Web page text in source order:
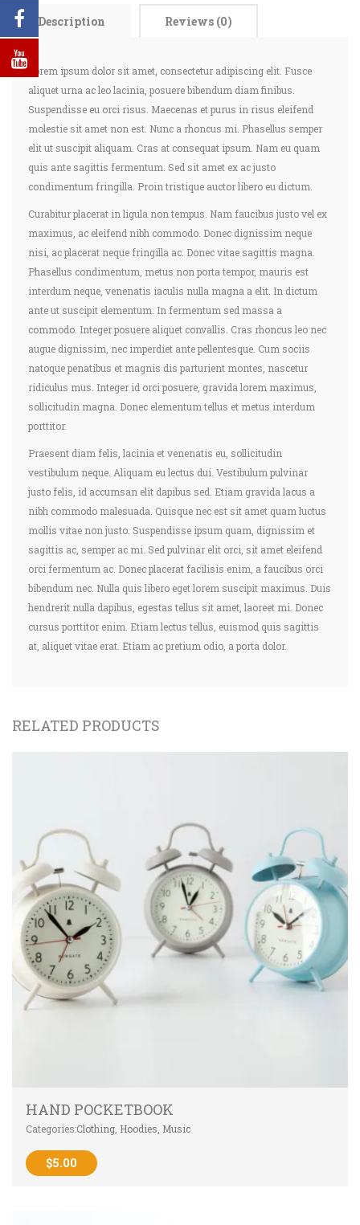
Description Reviews (0)
Lorem ipsum dolor sit amet, consectetur adipiscing elit. Fusce
aliquet urna ac leo lacinia, posuere bibendum diam finibus.
Suspendisse eu orci risus. Maecenas et purus in risus eleifend
molestie sit amet non est. Nunc a rhoncus mi. Phasellus semper
elit ut suscipit aliquam. Cras at consequat ipsum. Nam eu quam
quis ante sagittis fermentum. Sed sit amet ex ac justo
condimentum fringilla. Proin tristique auctor libero eu dictum.
Curabitur placerat in ligula non tempus. Nam faucibus justo vel ex
maximus, ac eleifend nibh commodo. Donec dignissim neque
nisi, ac placerat neque fringilla ac. Donec vitae sagittis magna.
Phasellus condimentum, metus non porta tempor, mauris est
interdum neque, venenatis iaculis nulla magna a elit. In dictum
ante ut suscipit elementum. In fermentum sed massa a
commodo. Integer posuere aliquet convallis. Cras rhoncus leo nec
augue dignissim, nec imperdiet ante pellentesque. Cum sociis
natoque penatibus et magnis dis parturient montes, nascetur
ridiculus mus. Integer id orci posuere, gravida lorem maximus,
sollicitudin magna. Donec elementum tellus et metus interdum
porttitor.
Praesent diam felis, lacinia et venenatis eu, sollicitudin
vestibulum neque. Aliquam eu lectus dui. Vestibulum pulvinar
justo felis, id accumsan elit dapibus sed. Etiam gravida lacus a
nibh commodo malesuada. Quisque nec est sit amet quam luctus
mollis vitae non justo. Suspendisse ipsum quam, dignissim et
sagittis ac, semper ac mi. Sed pulvinar elit orci, sit amet eleifend
orci fermentum ac. Donec placerat facilisis enim, a faucibus orci
bibendum nec. Nulla quis libero eget lorem suscipit maximus. Duis
hendrerit nulla dapibus, egestas tellus sit amet, laoreet mi. Donec
cursus porttitor enim. Etiam lectus tellus, euismod quis sagittis
at, aliquet vitae erat. Etiam ac pretium odio, a porta dolor.
RELATED PRODUCTS
HAND POCKETBOOK
Categories:Clothing, Hoodies, Music
$5.00